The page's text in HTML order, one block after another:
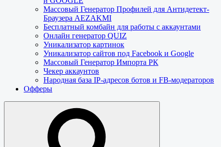
Массовый Генератор Профилей для Антидетект-
Браузера AEZAKMI
Бесплатный комбайн для работы с аккаунтами
Онлайн генератор QUIZ
Уникализатор картинок
Уникализатор сайтов под Facebook и Google
Массовый Генератор Импорта РК
Чекер аккаунтов
Народная база IP-адресов ботов и FB-модераторов
Офферы